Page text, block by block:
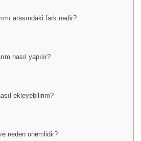
arasındaki fark nedir?
nasıl yapılır?
ekleyebilirim?
neden önemlidir?